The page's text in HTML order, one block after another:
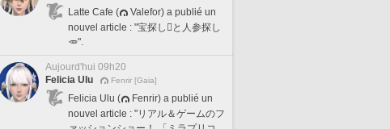
Latte Cafe (
Valefor) a publié un
nouvel article : "宝探し🪎と人参探し
🥕".
Aujourd'hui 09h20
Felicia Ulu
Fenrir [Gaia]
Felicia Ulu (
Fenrir) a publié un
nouvel article : "リアル＆ゲームのフ